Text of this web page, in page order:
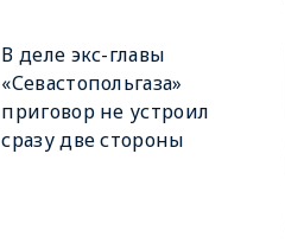
В деле экс-главы
«Севастопольгаза»
приговор не устроил
сразу две стороны